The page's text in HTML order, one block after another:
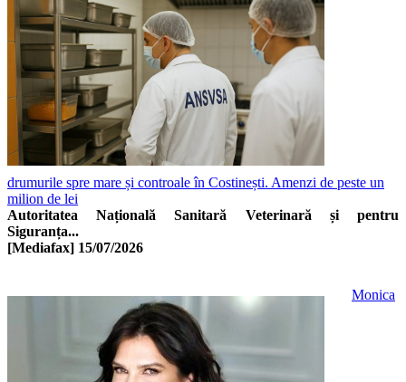
drumurile spre mare și controale în Costinești. Amenzi de peste un
milion de lei
Autoritatea Națională Sanitară Veterinară și pentru
Siguranța...
[Mediafax] 15/07/2026
Monica